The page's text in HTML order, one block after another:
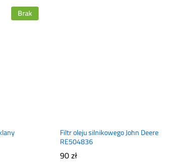
Brak
Filtr oleju silnikowego John Deere
RE504836
90zł